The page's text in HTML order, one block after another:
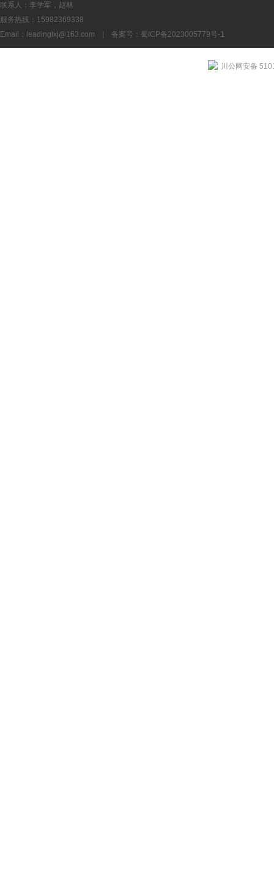
联系人：李学军，赵林
服务热线：15982369338
Email： leadinglxj@163.com 备案号：蜀ICP备2023005779号-1
川公网安备